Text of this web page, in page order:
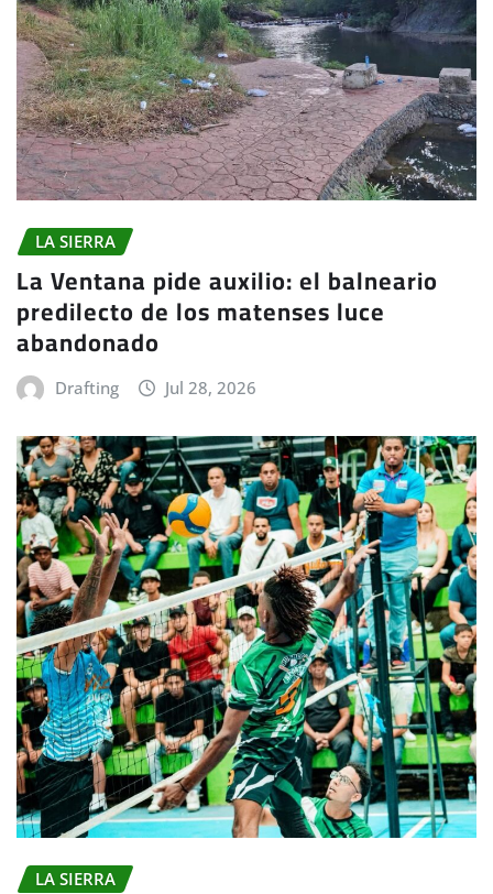
LA SIERRA
La Ventana pide auxilio: el balneario
predilecto de los matenses luce
abandonado
Drafting Jul 28, 2026
LA SIERRA